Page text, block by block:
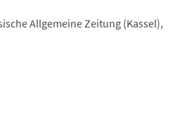
Allgemeine Zeitung (Kassel)